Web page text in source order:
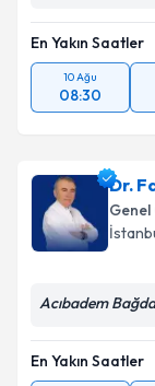
En Yakın Saatler
10 Ağu
08:30
Dr.
Acıbadem
En Yakın Saatler